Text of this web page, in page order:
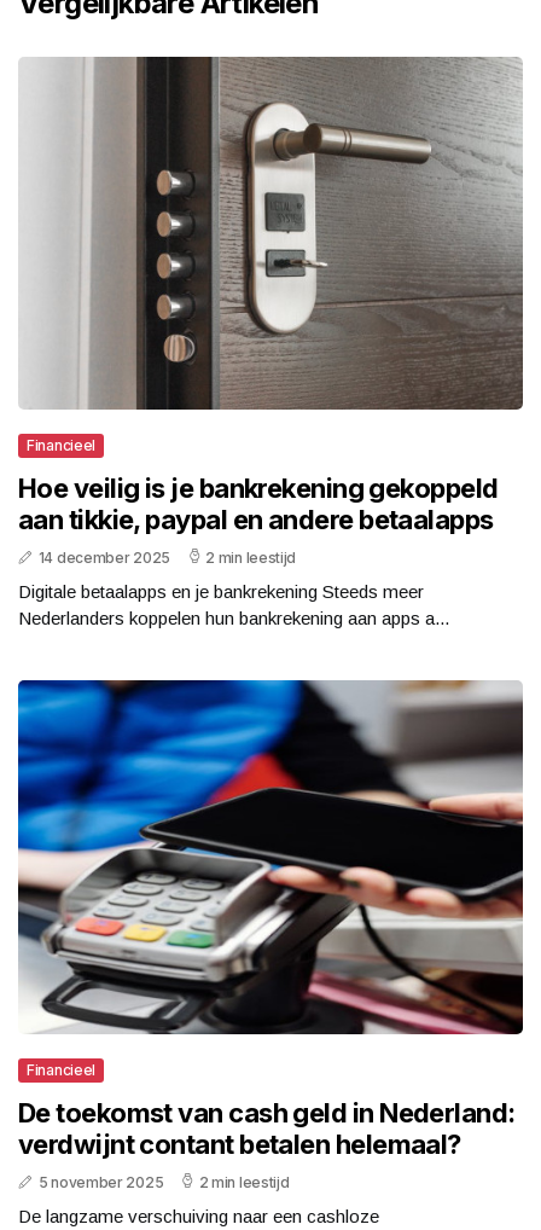
Financieel
Hoe veilig is je bankrekening gekoppeld
aan tikkie, paypal en andere betaalapps
14 december 2025 2 min leestijd
Digitale betaalapps en je bankrekening Steeds meer
Nederlanders koppelen hun bankrekening aan apps a...
Financieel
De toekomst van cash geld in Nederland:
verdwijnt contant betalen helemaal?
5 november 2025 2 min leestijd
De langzame verschuiving naar een cashloze